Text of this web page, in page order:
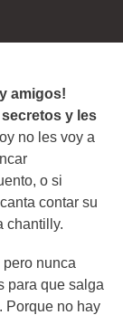
amigos!
y les
no les voy a
o si
contar su
chantilly.
nunca
para que salga
Porque no hay